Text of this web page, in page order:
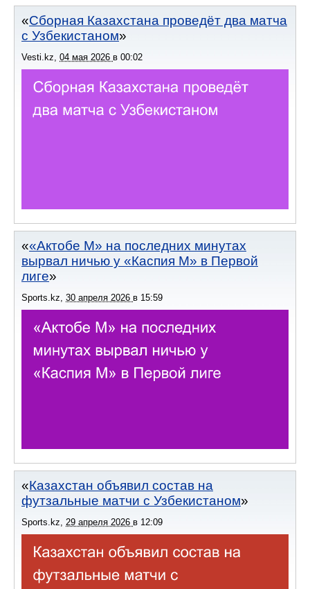
Сборная Казахстана проведёт два матча
с Узбекистаном
Vesti.kz 04 мая 2026 в 00:02
«Актобе М» на последних минутах
вырвал ничью у «Каспия М» в Первой
лиге
Sports.kz 30 апреля 2026 в 15:59
Казахстан объявил состав на
футзальные матчи с Узбекистаном
Sports.kz, 29 апреля 2026 в 12:09